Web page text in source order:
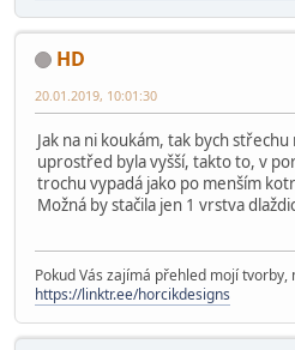
HD
20.01.2019, 10:01:30
Jak na ni koukám, tak bych
uprostřed byla vyšší, takto to, v
trochu vypadá jako po menším
Možná by stačila jen 1 vrstva
Pokud Vás zajímá přehled mojí
https://linktr.ee/horcikdesigns